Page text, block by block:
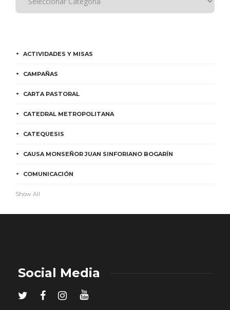
ACTIVIDADES Y MISAS
CAMPAÑAS
CARTA PASTORAL
CATEDRAL METROPOLITANA
CATEQUESIS
CAUSA MONSEÑOR JUAN SINFORIANO BOGARÍN
COMUNICACIÓN
Show All
Social Media